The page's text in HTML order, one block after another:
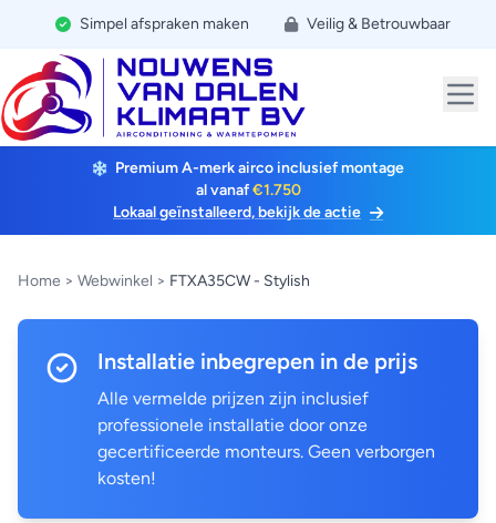
Simpel afspraken maken Veilig & Betrouwbaar
Premium A-merk airco inclusief montage
al vanaf€1.750
Lokaal geïnstalleerd, bekijk de actie
Home > Webwinkel > FTXA35CW - Stylish
Installatie inbegrepen in de prijs
Alle vermelde prijzen zijn inclusief
professionele installatie door onze
gecertificeerde monteurs. Geen verborgen
kosten!